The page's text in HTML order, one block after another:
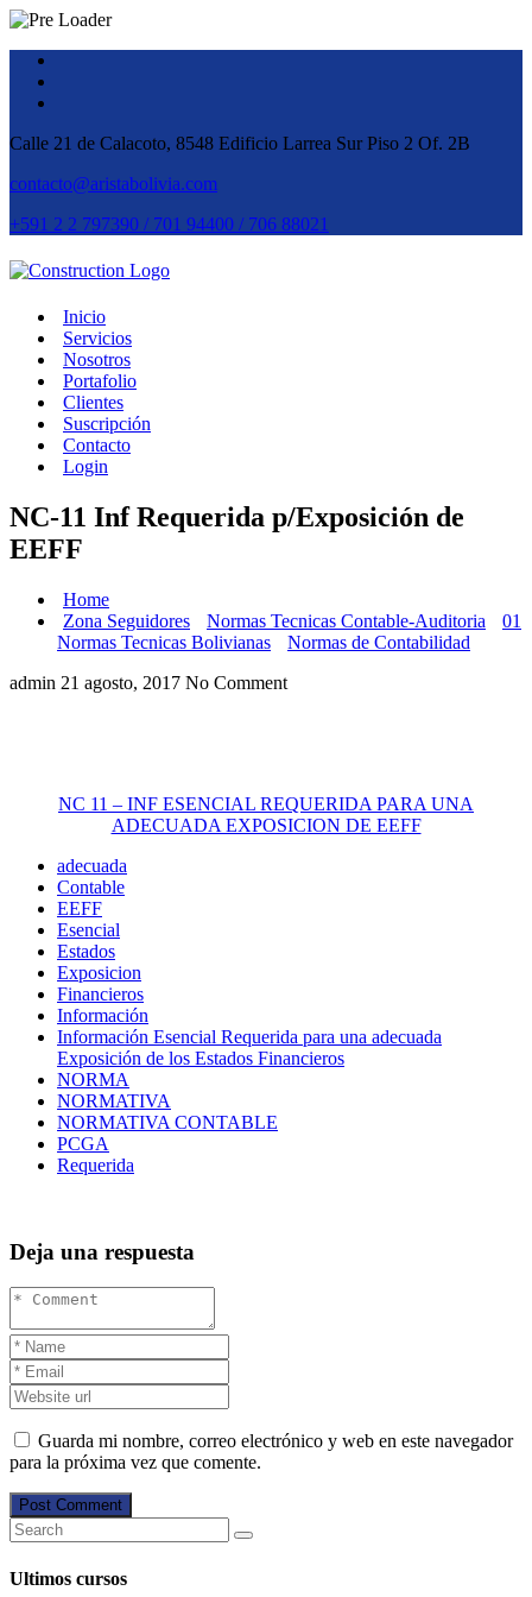
Calle 21 de Calacoto, 8548 Edificio Larrea Sur Piso 2 Of. 2B
contacto@aristabolivia.com
+591 2 2 797390 / 701 94400 / 706 88021
Inicio
Servicios
Nosotros
Portafolio
Clientes
Suscripción
Contacto
Login
NC-11 Inf Requerida p/Exposición de
EEFF
Home
Zona Seguidores
Normas Tecnicas Contable-Auditoria
01
Normas Tecnicas Bolivianas
Normas de Contabilidad
admin 21 agosto, 2017 No Comment
NC 11 – INF ESENCIAL REQUERIDA PARA UNA
ADECUADA EXPOSICION DE EEFF
adecuada
Contable
EEFF
Esencial
Estados
Exposicion
Financieros
Información
Información Esencial Requerida para una adecuada
Exposición de los Estados Financieros
NORMA
NORMATIVA
NORMATIVA CONTABLE
PCGA
Requerida
Deja una respuesta
Guarda mi nombre, correo electrónico y web en este navegador
para la próxima vez que comente.
Post Comment
Ultimos cursos